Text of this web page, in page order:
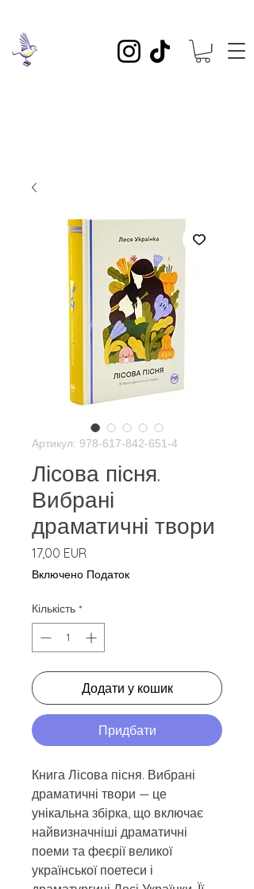
Артикул: 978-617-842-651-4
Лісова пісня.
Вибрані
драматичні твори
17,00 EURЦіна
Включено Податок
Кількість *
Додати у кошик
Придбати
Книга Лісова пісня. Вибрані
драматичні твори — це
унікальна збірка, що включає
найвизначніші драматичні
поеми та феєрії великої
української поетеси і